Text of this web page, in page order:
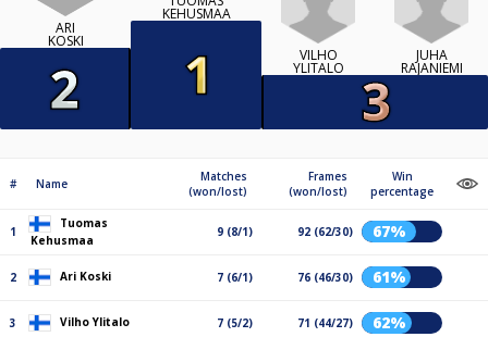
ARI
KOSKI
KEHUSMAA
VILHO
YLITALO
JUHA
RAJANIEMI
# Name
Matches
(won/lost)
Frames
(won/lost)
Win
percentage
1
Tuomas
Kehusmaa
9 (8/1) 92 (62/30) 67%
2 Ari Koski 7 (6/1) 76 (46/30) 61%
3 Vilho Ylitalo 7 (5/2) 71 (44/27) 62%